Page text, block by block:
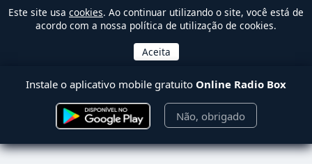
Este site usa cookies. Ao continuar utilizando o site, você está de
acordo com a nossa política de utilização de cookies.
Instale o aplicativo mobile gratuito Online Radio Box
Não, obrigado